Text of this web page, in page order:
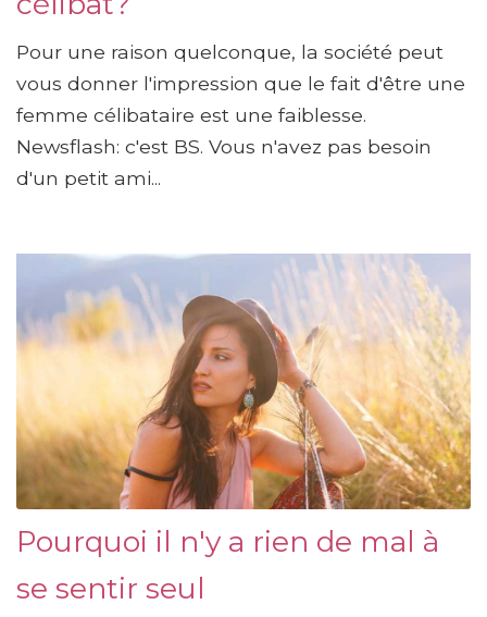
Pour une raison quelconque, la société peut
vous donner l'impression que le fait d'être une
femme célibataire est une faiblesse.
Newsflash: c'est BS. Vous n'avez pas besoin
d'un petit ami...
Pourquoi il n'y a rien de mal à
se sentir seul